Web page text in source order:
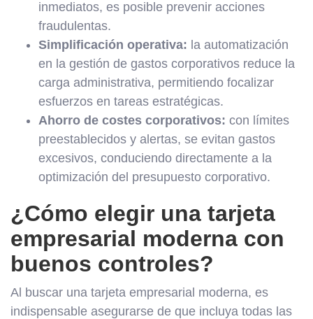
inmediatos, es posible prevenir acciones
fraudulentas.
Simplificación operativa: la automatización
en la gestión de gastos corporativos reduce la
carga administrativa, permitiendo focalizar
esfuerzos en tareas estratégicas.
Ahorro de costes corporativos: con límites
preestablecidos y alertas, se evitan gastos
excesivos, conduciendo directamente a la
optimización del presupuesto corporativo.
¿Cómo elegir una tarjeta
empresarial moderna con
buenos controles?
Al buscar una tarjeta empresarial moderna, es
indispensable asegurarse de que incluya todas las